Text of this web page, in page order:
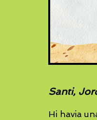
Santi,
Hi havia